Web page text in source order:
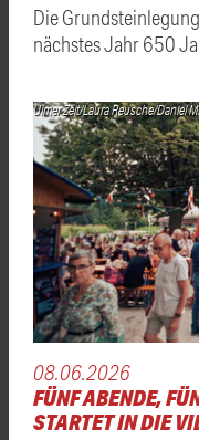
Die
nächstes Jahr 650
Ulmer Zelt/Laura Reusche/Daniel
08.06.2026
FÜNF ABENDE,
STARTET IN DIE